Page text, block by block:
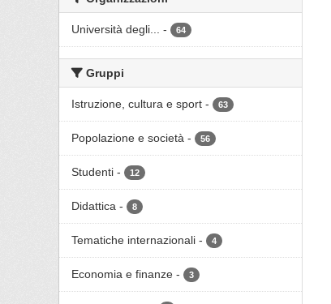
Università degli... - 64
Gruppi
Istruzione, cultura e sport - 63
Popolazione e società - 56
Studenti - 12
Didattica - 8
Tematiche internazionali - 4
Economia e finanze - 3